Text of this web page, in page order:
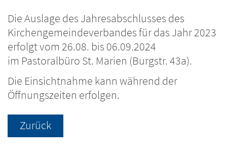
Die Auslage des Jahresabschlusses des
Kirchengemeindeverbandes für das Jahr 2023
erfolgt vom 26.08. bis 06.09.2024
im Pastoralbüro St. Marien (Burgstr. 43a).
Die Einsichtnahme kann während der
Öffnungszeiten erfolgen.
Zurück